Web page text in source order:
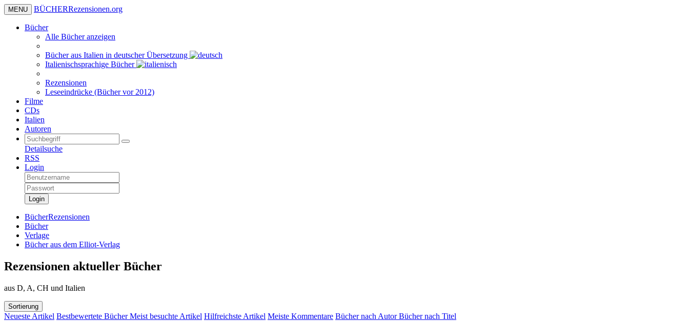
MENU BÜCHERRezensionen.org
Bücher
Alle Bücher anzeigen
Bücher aus Italien in deutscher Übersetzung
Italienischsprachige Bücher
Rezensionen
Leseeindrücke (Bücher vor 2012)
Filme
CDs
Italien
Autoren
Detailsuche
RSS
Login
Login
BücherRezensionen
Bücher
Verlage
Bücher aus dem Elliot-Verlag
Rezensionen aktueller Bücher
aus D, A, CH und Italien
Sortierung
Neueste Artikel Bestbewertete BücherMeist besuchte Artikel Hilfreichste Artikel Meiste Kommentare Bücher nach AutorBücher nach Titel